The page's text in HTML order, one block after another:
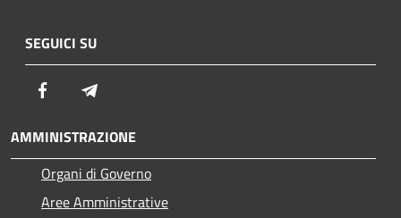
SEGUICI SU
Facebook
AMMINISTRAZIONE
Organi di Governo
Aree Amministrative